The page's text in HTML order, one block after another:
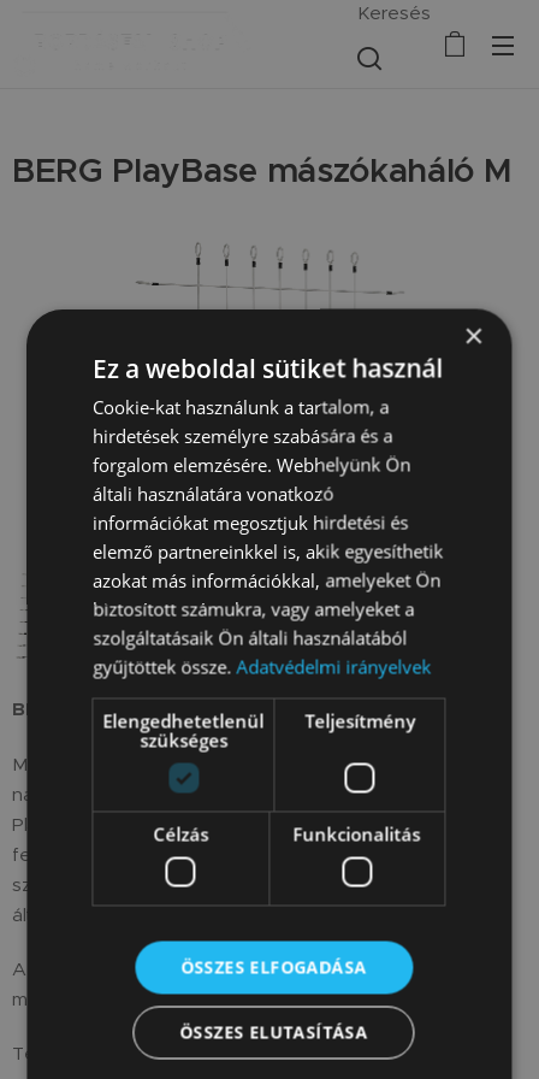
Keresés
BERG PlayBase mászókaháló M
BERG PlayBase Mászóháló M
Mászóparadicsom közvetlenül az Ön kertjében –
nagyszerűen hangzik! Csatlakoztassa ezt a mászóhálót a
PlayBase-hez, és másszon fel az "Everest csúcsára". Ki ér
fel először a legmagasabbra? A mászás nemcsak
szórakoztató, hanem kiváló a mozgáskoordináció és az
általános fizikai állóképesség fejlesztésére is.
Az M méretű mászóháló a BERG PlayBase Mediumhoz
megfelelő.
Teherbírás: 100 kg
×
Ez a weboldal sütiket használ
Cookie-kat használunk a tartalom, a
hirdetések személyre szabására és a
forgalom elemzésére. Webhelyünk Ön
általi használatára vonatkozó
információkat megosztjuk hirdetési és
elemző partnereinkkel is, akik egyesíthetik
azokat más információkkal, amelyeket Ön
biztosított számukra, vagy amelyeket a
szolgáltatásaik Ön általi használatából
gyűjtöttek össze.Adatvédelmi irányelvek
Elengedhetetlenül
szükséges
Teljesítmény
Célzás Funkcionalitás
ÖSSZES ELFOGADÁSA
ÖSSZES ELUTASÍTÁSA